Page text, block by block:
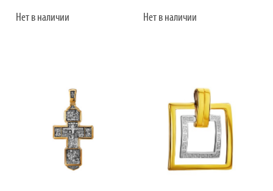
Нет в наличии Нет в наличии